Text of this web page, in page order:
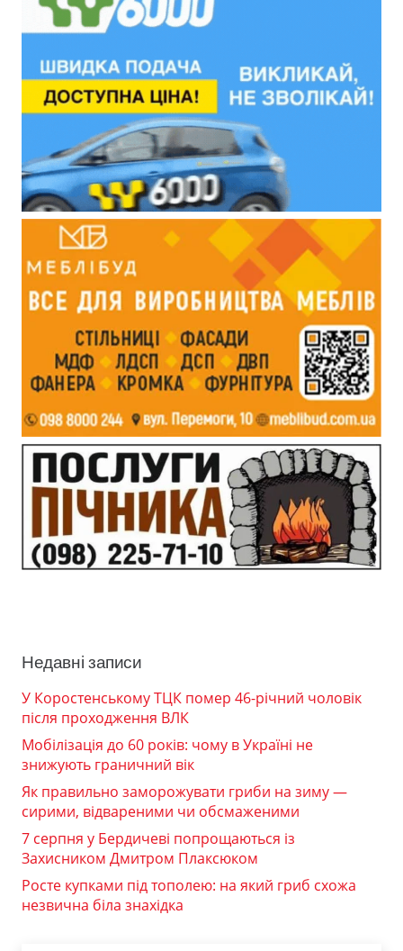
Недавні записи
У Коростенському ТЦК помер 46-річний чоловік
після проходження ВЛК
Мобілізація до 60 років: чому в Україні не
знижують граничний вік
Як правильно заморожувати гриби на зиму —
сирими, відвареними чи обсмаженими
7 серпня у Бердичеві попрощаються із
Захисником Дмитром Плаксюком
Росте купками під тополею: на який гриб схожа
незвична біла знахідка